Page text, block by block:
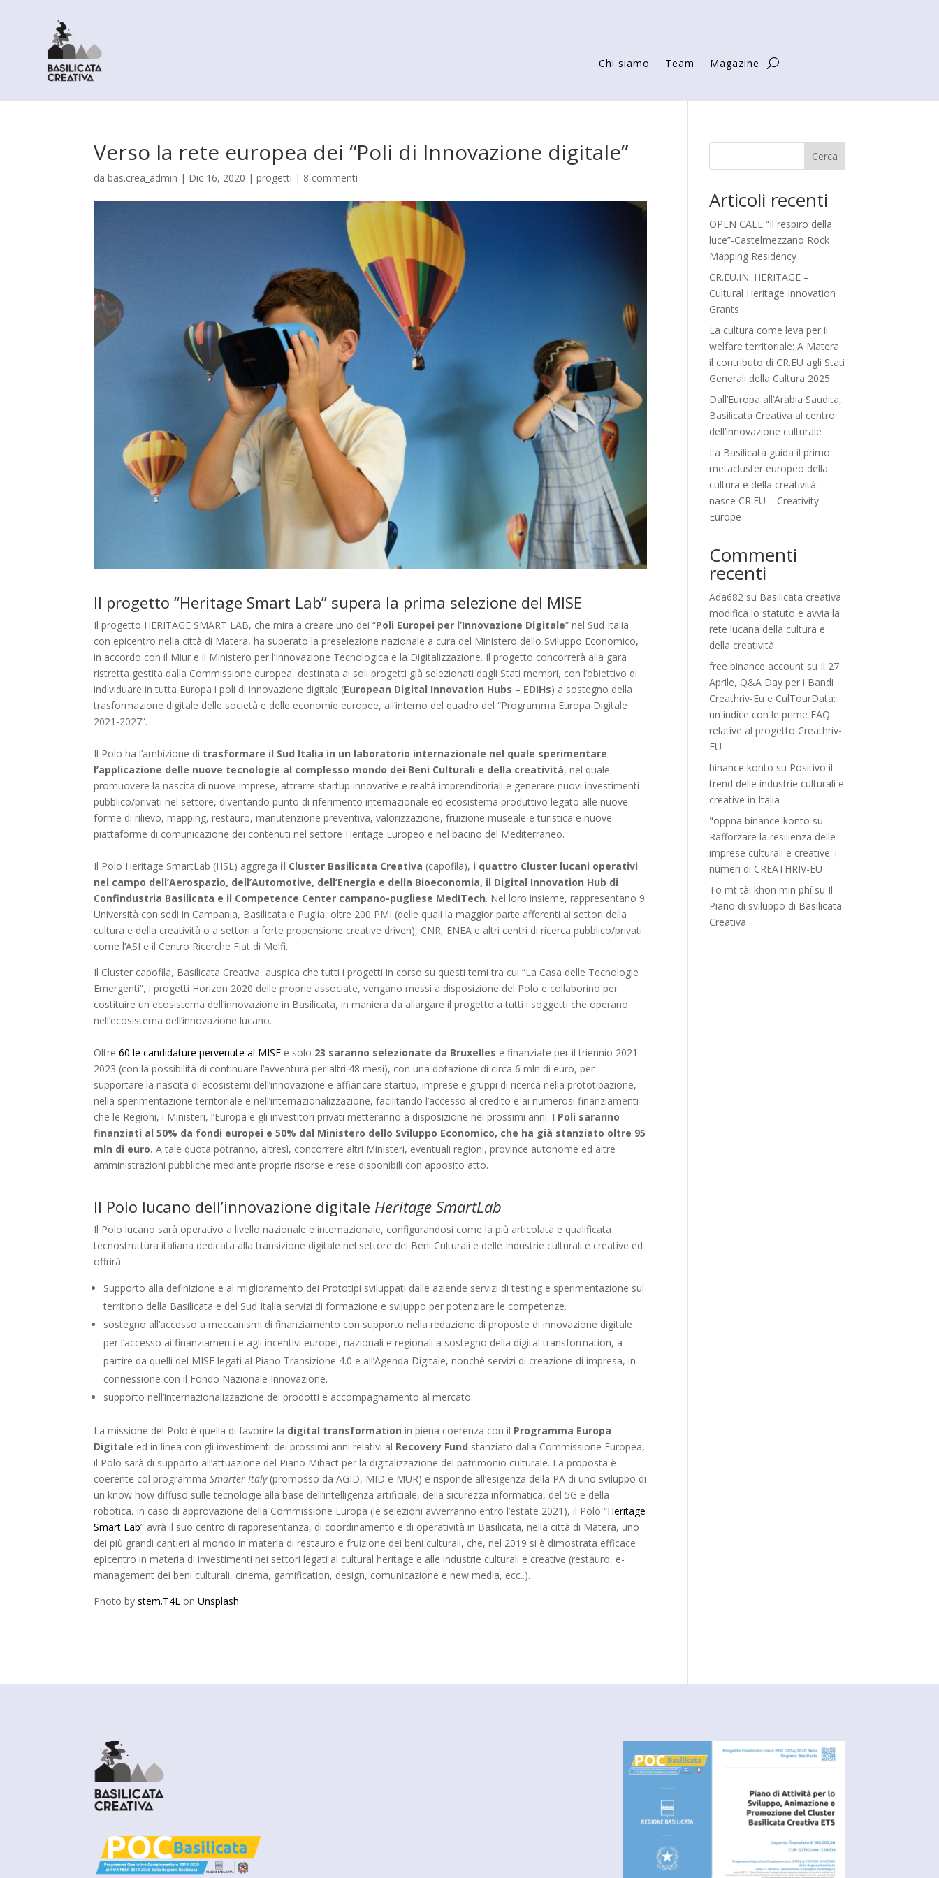
Chi siamo Team Magazine
Verso la rete europea dei “Poli di Innovazione digitale”
dabas.crea_admin | Dic 16, 2020 |progetti | 8 commenti
Il progetto “Heritage Smart Lab” supera la prima selezione del MISE
Il progetto HERITAGE SMART LAB, che mira a creare uno dei “Poli Europei per l’Innovazione Digitale” nel Sud Italia
con epicentro nella città di Matera, ha superato la preselezione nazionale a cura del Ministero dello Sviluppo Economico,
in accordo con il Miur e il Ministero per l’Innovazione Tecnologica e la Digitalizzazione. Il progetto concorrerà alla gara
ristretta gestita dalla Commissione europea, destinata ai soli progetti già selezionati dagli Stati membri, con l’obiettivo di
individuare in tutta Europa i poli di innovazione digitale (European Digital Innovation Hubs – EDIHs) a sostegno della
trasformazione digitale delle società e delle economie europee, all’interno del quadro del “Programma Europa Digitale
2021-2027”.
Il Polo ha l’ambizione di trasformare il Sud Italia in un laboratorio internazionale nel quale sperimentare
l’applicazione delle nuove tecnologie al complesso mondo dei Beni Culturali e della creatività, nel quale
promuovere la nascita di nuove imprese, attrarre startup innovative e realtà imprenditoriali e generare nuovi investimenti
pubblico/privati nel settore, diventando punto di riferimento internazionale ed ecosistema produttivo legato alle nuove
forme di rilievo, mapping, restauro, manutenzione preventiva, valorizzazione, fruizione museale e turistica e nuove
piattaforme di comunicazione dei contenuti nel settore Heritage Europeo e nel bacino del Mediterraneo.
Il Polo Heritage SmartLab (HSL) aggrega il Cluster Basilicata Creativa (capofila), i quattro Cluster lucani operativi
nel campo dell’Aerospazio, dell’Automotive, dell’Energia e della Bioeconomia, il Digital Innovation Hub di
Confindustria Basilicata e il Competence Center campano-pugliese MedITech. Nel loro insieme, rappresentano 9
Università con sedi in Campania, Basilicata e Puglia, oltre 200 PMI (delle quali la maggior parte afferenti ai settori della
cultura e della creatività o a settori a forte propensione creative driven), CNR, ENEA e altri centri di ricerca pubblico/privati
come l’ASI e il Centro Ricerche Fiat di Melfi.
Il Cluster capofila, Basilicata Creativa, auspica che tutti i progetti in corso su questi temi tra cui “La Casa delle Tecnologie
Emergenti”, i progetti Horizon 2020 delle proprie associate, vengano messi a disposizione del Polo e collaborino per
costituire un ecosistema dell’innovazione in Basilicata, in maniera da allargare il progetto a tutti i soggetti che operano
nell’ecosistema dell’innovazione lucano.
Oltre60 le candidature pervenute al MISE e solo 23 saranno selezionate da Bruxelles e finanziate per il triennio 2021-
2023 (con la possibilità di continuare l’avventura per altri 48 mesi), con una dotazione di circa 6 mln di euro, per
supportare la nascita di ecosistemi dell’innovazione e affiancare startup, imprese e gruppi di ricerca nella prototipazione,
nella sperimentazione territoriale e nell’internazionalizzazione, facilitando l’accesso al credito e ai numerosi finanziamenti
che le Regioni, i Ministeri, l’Europa e gli investitori privati metteranno a disposizione nei prossimi anni. I Poli saranno
finanziati al 50% da fondi europei e 50% dal Ministero dello Sviluppo Economico, che ha già stanziato oltre 95
mln di euro. A tale quota potranno, altresì, concorrere altri Ministeri, eventuali regioni, province autonome ed altre
amministrazioni pubbliche mediante proprie risorse e rese disponibili con apposito atto.
Il Polo lucano dell’innovazione digitale Heritage SmartLab
Il Polo lucano sarà operativo a livello nazionale e internazionale, configurandosi come la più articolata e qualificata
tecnostruttura italiana dedicata alla transizione digitale nel settore dei Beni Culturali e delle Industrie culturali e creative ed
offrirà:
Supporto alla definizione e al miglioramento dei Prototipi sviluppati dalle aziende servizi di testing e sperimentazione sul
territorio della Basilicata e del Sud Italia servizi di formazione e sviluppo per potenziare le competenze.
sostegno all’accesso a meccanismi di finanziamento con supporto nella redazione di proposte di innovazione digitale
per l’accesso ai finanziamenti e agli incentivi europei, nazionali e regionali a sostegno della digital transformation, a
partire da quelli del MISE legati al Piano Transizione 4.0 e all’Agenda Digitale, nonché servizi di creazione di impresa, in
connessione con il Fondo Nazionale Innovazione.
supporto nell’internazionalizzazione dei prodotti e accompagnamento al mercato.
La missione del Polo è quella di favorire la digital transformation in piena coerenza con il Programma Europa
Digitale ed in linea con gli investimenti dei prossimi anni relativi al Recovery Fund stanziato dalla Commissione Europea,
il Polo sarà di supporto all’attuazione del Piano Mibact per la digitalizzazione del patrimonio culturale. La proposta è
coerente col programmaSmarter Italy (promosso da AGID, MID e MUR) e risponde all’esigenza della PA di uno sviluppo di
un know how diffuso sulle tecnologie alla base dell’intelligenza artificiale, della sicurezza informatica, del 5G e della
robotica. In caso di approvazione della Commissione Europa (le selezioni avverranno entro l’estate 2021), il Polo “Heritage
Smart Lab” avrà il suo centro di rappresentanza, di coordinamento e di operatività in Basilicata, nella città di Matera, uno
dei più grandi cantieri al mondo in materia di restauro e fruizione dei beni culturali, che, nel 2019 si è dimostrata efficace
epicentro in materia di investimenti nei settori legati al cultural heritage e alle industrie culturali e creative (restauro, e-
management dei beni culturali, cinema, gamification, design, comunicazione e new media, ecc..).
Photo bystem.T4L onUnsplash
Cerca
Articoli recenti
OPEN CALL “Il respiro della
luce”-Castelmezzano Rock
Mapping Residency
CR.EU.IN. HERITAGE –
Cultural Heritage Innovation
Grants
La cultura come leva per il
welfare territoriale: A Matera
il contributo di CR.EU agli Stati
Generali della Cultura 2025
Dall’Europa all’Arabia Saudita,
Basilicata Creativa al centro
dell’innovazione culturale
La Basilicata guida il primo
metacluster europeo della
cultura e della creatività:
nasce CR.EU – Creativity
Europe
Commenti
recenti
Ada682 su Basilicata creativa
modifica lo statuto e avvia la
rete lucana della cultura e
della creatività
free binance account su Il 27
Aprile, Q&A Day per i Bandi
Creathriv-Eu e CulTourData:
un indice con le prime FAQ
relative al progetto Creathriv-
EU
binance konto su Positivo il
trend delle industrie culturali e
creative in Italia
"oppna binance-konto su
Rafforzare la resilienza delle
imprese culturali e creative: i
numeri di CREATHRIV-EU
To mt tài khon min phísu Il
Piano di sviluppo di Basilicata
Creativa